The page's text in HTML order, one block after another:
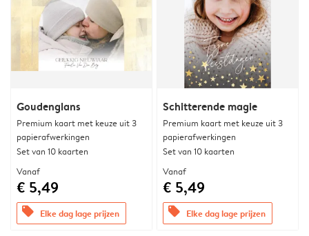
Goudenglans
Premium kaart met keuze uit 3
papierafwerkingen
Set van 10 kaarten
Vanaf
€ 5,49
offers Elke dag lage prijzen
Schitterende magie
Premium kaart met keuze uit 3
papierafwerkingen
Set van 10 kaarten
Vanaf
€ 5,49
offers Elke dag lage prijzen